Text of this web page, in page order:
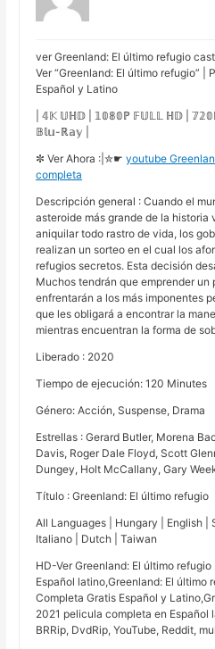
ver Greenland: El último refugio
Ver “Greenland: El último refugio” |
Español y Latino
| 𝟜𝕂 𝕌ℍ𝔻 | 𝟙𝟘𝟠𝟘ℙ 𝔽𝕌𝕃𝕃 ℍ𝔻 |
𝔹𝕝𝕦-ℝ𝕒𝕪 |
✼ Ver Ahora :|✮☛youtube
completa
Descripción general : Cuando el
asteroide más grande de la historia
aniquilar todo rastro de vida, los
realizan un sorteo en el cual los
refugios secretos. Esta decisión
Muchos tendrán que emprender un
enfrentarán a los más imponentes
que les obligará a encontrar la
mientras encuentran la forma de
Liberado : 2020
Tiempo de ejecución: 120 Minutes
Género: Acción, Suspense, Drama
Estrellas : Gerard Butler, Morena
Davis, Roger Dale Floyd, Scott
Dungey, Holt McCallany, Gary
Título : Greenland: El último refugio
All Languages | Hungary | English |
Italiano | Dutch | Taiwan
HD-Ver Greenland: El último
Español latino,Greenland: El último
Completa Gratis Español y
2021 pelicula completa en
BRRip, DvdRip, YouTube, Reddit,